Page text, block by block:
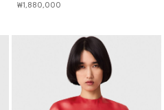
₩1,880,000